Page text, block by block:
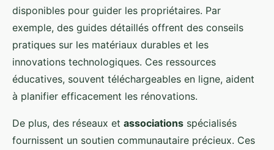
disponibles pour guider les propriétaires. Par
exemple, des guides détaillés offrent des conseils
pratiques sur les matériaux durables et les
innovations technologiques. Ces ressources
éducatives, souvent téléchargeables en ligne, aident
à planifier efficacement les rénovations.
De plus, des réseaux et associations spécialisés
fournissent un soutien communautaire précieux. Ces